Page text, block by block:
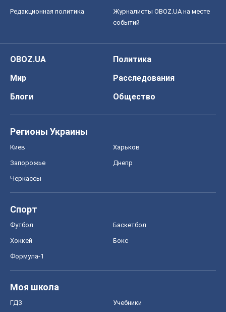
Редакционная политика
Журналисты OBOZ.UA на месте
событий
OBOZ.UA
Политика
Мир
Расследования
Блоги
Общество
Регионы Украины
Киев Харьков
Запорожье Днепр
Черкассы
Спорт
Футбол Баскетбол
Хоккей Бокс
Формула-1
Моя школа
ГДЗ Учебники